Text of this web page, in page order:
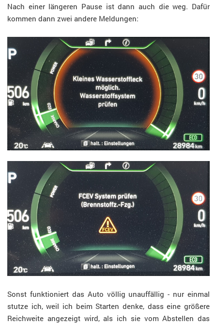
Nach einer längeren Pause ist dann auch die weg. Dafür
kommen dann zwei andere Meldungen:
Sonst funktioniert das Auto völlig unauffällig - nur einmal
stutze ich, weil ich beim Starten denke, dass eine größere
Reichweite angezeigt wird, als ich sie vom Abstellen das